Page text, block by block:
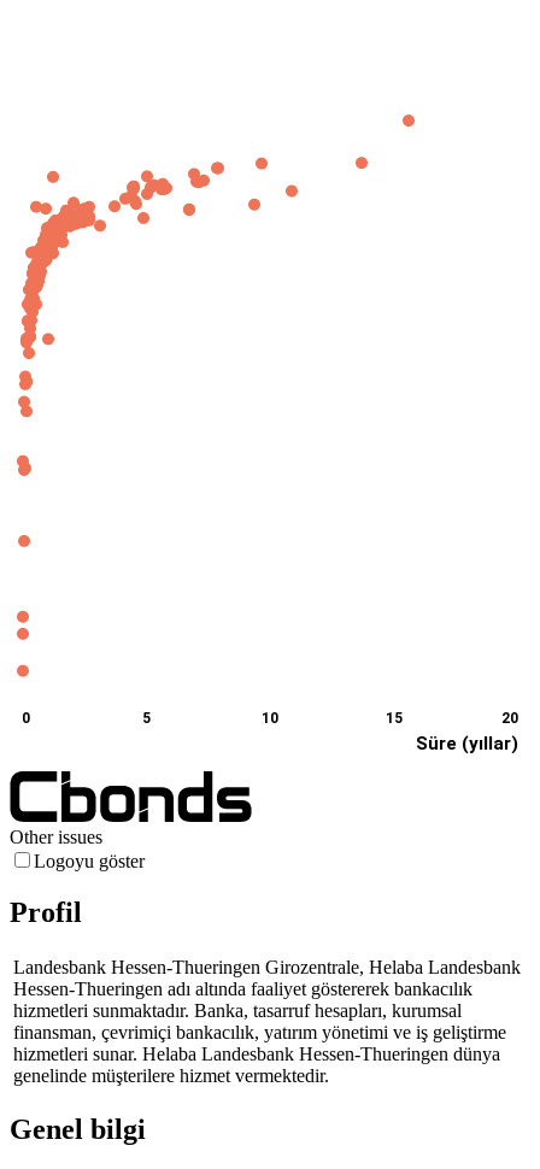
Süre (yıllar)
0 5 10 15 20
Other issues
Logoyu göster
Profil
Landesbank Hessen-Thueringen Girozentrale, Helaba Landesbank
Hessen-Thueringen adı altında faaliyet göstererek bankacılık
hizmetleri sunmaktadır. Banka, tasarruf hesapları, kurumsal
finansman, çevrimiçi bankacılık, yatırım yönetimi ve iş geliştirme
hizmetleri sunar. Helaba Landesbank Hessen-Thueringen dünya
genelinde müşterilere hizmet vermektedir.
Genel bilgi